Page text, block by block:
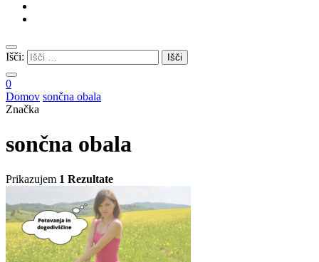
Išči:
0
Domov sončna obala
Značka
sončna obala
Prikazujem 1 Rezultate